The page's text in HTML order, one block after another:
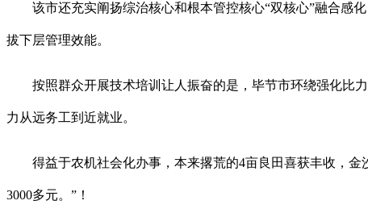
该市还充实阐扬综治核心和根本管控核心“双核心”融合感化
拔下层管理效能。
按照群众开展技术培训让人振奋的是，毕节市环绕强化比力
力从远务工到近就业。
得益于农机社会化办事，本来撂荒的4亩良田喜获丰收，金
3000多元。”！